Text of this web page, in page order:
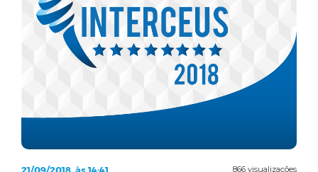
866 visualizações
21/09/2018, às 14:41